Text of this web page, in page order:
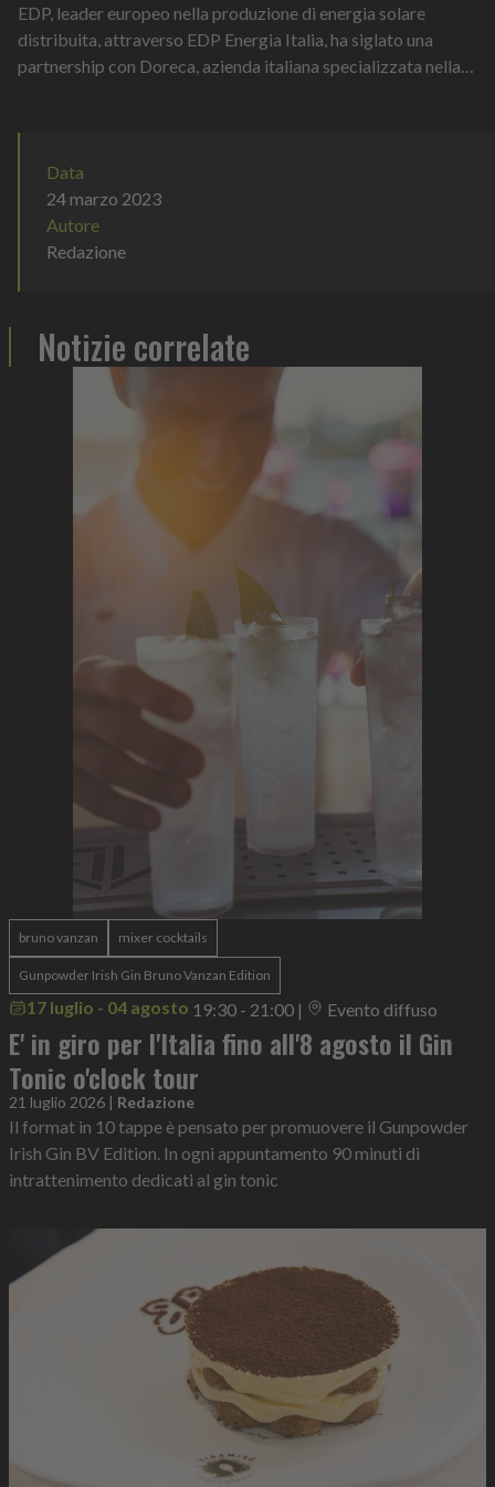
EDP, leader europeo nella produzione di energia solare
distribuita, attraverso EDP Energia Italia, ha siglato una
partnership con Doreca, azienda italiana specializzata nella
Data
24 marzo 2023
Autore
Redazione
Notizie correlate
bruno vanzan mixer cocktails
Gunpowder Irish Gin Bruno Vanzan Edition
17 luglio - 04 agosto 19:30 - 21:00 | Evento diffuso
E' in giro per l'Italia fino all'8 agosto il Gin
Tonic o'clock tour
21 luglio 2026 | Redazione
Il format in 10 tappe è pensato per promuovere il Gunpowder
Irish Gin BV Edition. In ogni appuntamento 90 minuti di
intrattenimento dedicati al gin tonic